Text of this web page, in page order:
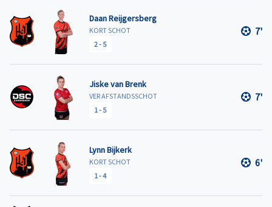
Daan Reijgersberg
KORT SCHOT
2-5
7'
Jiske van Brenk
VER AFSTANDSSCHOT
1-5
7'
Lynn Bijkerk
KORT SCHOT
1-4
6'